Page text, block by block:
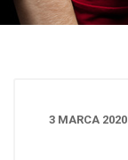
3 MARCA 2020